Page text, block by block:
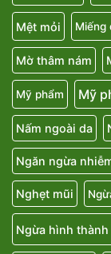
Mệt mỏi Miếng
Mờ thâm nám
Mỹ phẩm Mỹ
Nấm ngoài da
Ngăn ngừa
Nghẹt mũi
Ngừa hình thành